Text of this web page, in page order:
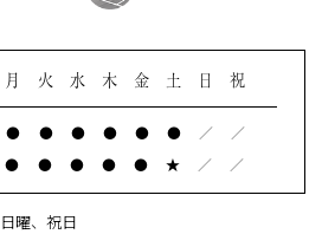
月 火 水 木 金 土 日 祝
● ● ● ● ● ● ／ ／
● ● ● ● ● ★ ／ ／
曜、祝日